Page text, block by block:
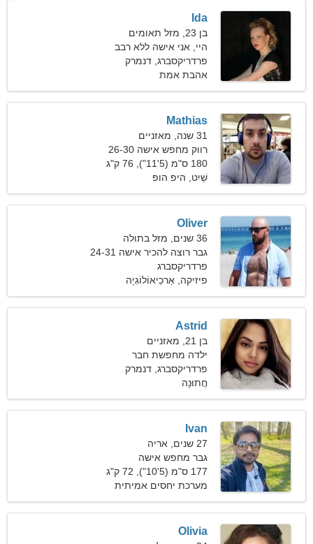
Ida
בן 23, מזל תאומים
היי, אני אישה ללא רבב
פרדריקסברג, דנמרק
אהבת אמת
Mathias
31 שנה, מאזניים
רווק מחפש אישה 26-30
180 ס"מ (5'11"), 76 ק"ג
(167 פאונד)
שַׁיִט, היפ הופ
Oliver
36 שנים, מזל בתולה
גבר רוצה להכיר אישה 24-31
פרדריקסברג
פיזיקה, אַרכֵיאוֹלוֹגִיָה
Astrid
בן 21, מאזניים
ילדה מחפשת חבר
פרדריקסברג, דנמרק
חֲתוּנָה
Ivan
27 שנים, אריה
גבר מחפש אישה
177 ס"מ (5'10"), 72 ק"ג
(158 פאונד)
מערכת יחסים אמיתית
Olivia